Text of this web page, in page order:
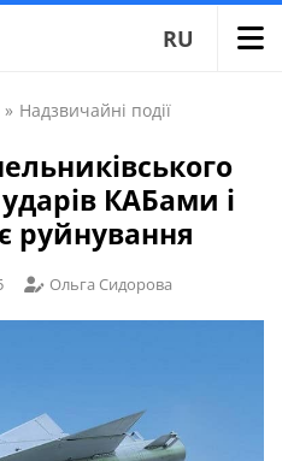
RU
» Надзвичайні події
КАБами і
руйнування
Ольга Сидорова